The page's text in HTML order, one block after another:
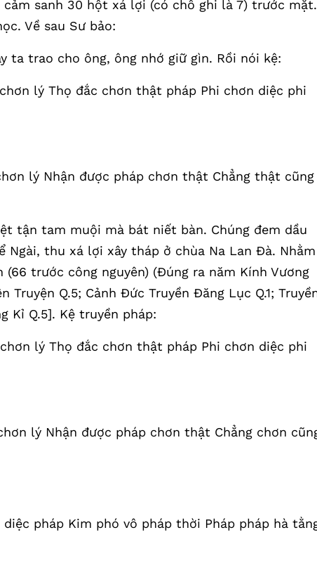
cảm sanh 30 hột xá lợi (có chỗ ghi là 7) trước mặt.
Về sau Sư bảo:
ta trao cho ông, ông nhớ giữ gìn. Rồi nói kệ:
lý Thọ đắc chơn thật pháp Phi chơn diệc phi
lý Nhận được pháp chơn thật Chẳng thật cũng
tận tam muội mà bát niết bàn. Chúng đem dầu
thu xá lợi xây tháp ở chùa Na Lan Đà. Nhằm
trước công nguyên) (Đúng ra năm Kính Vương
Truyện Q.5; Cảnh Đức Truyền Đăng Lục Q.1;
Kỉ Q.5]. Kệ truyền pháp:
lý Thọ đắc chơn thật pháp Phi chơn diệc phi
lý Nhận được pháp chơn thật Chẳng chơn
pháp Kim phó vô pháp thời Pháp pháp hà